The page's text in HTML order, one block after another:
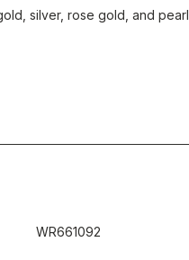
silver, rose gold, and pearl
WR661092